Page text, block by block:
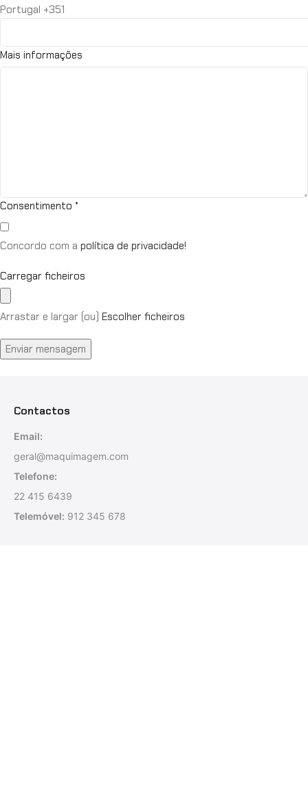
Portugal +351
Mais informações
Consentimento *
Concordo com a política de privacidade!
Carregar ficheiros
Arrastar e largar (ou) Escolher ficheiros
Enviar mensagem
Contactos
Email:
geral@maquimagem.com
Telefone:
22 415 6439
Telemóvel: 912 345 678